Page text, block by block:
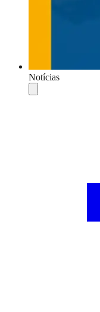
Notícias
Compartilhar